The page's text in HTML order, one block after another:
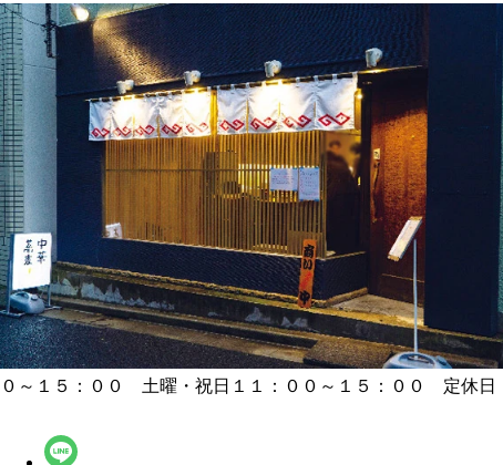
０～１５：００ 土曜・祝日１１：００～１５：００ 定休日